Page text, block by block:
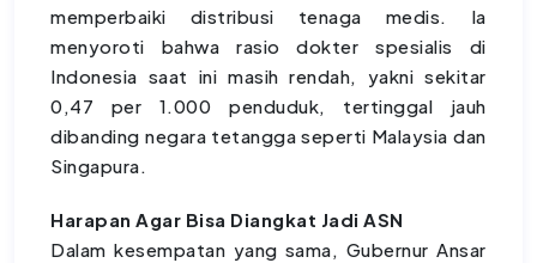
memperbaiki distribusi tenaga medis. Ia
menyoroti bahwa rasio dokter spesialis di
Indonesia saat ini masih rendah, yakni sekitar
0,47 per 1.000 penduduk, tertinggal jauh
dibanding negara tetangga seperti Malaysia dan
Singapura.
Harapan Agar Bisa Diangkat Jadi ASN
Dalam kesempatan yang sama, Gubernur Ansar